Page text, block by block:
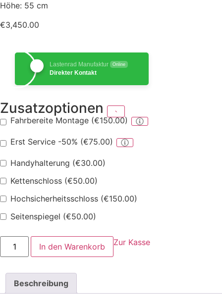
Höhe: 55 cm
€3,450.00
Lastenrad Manufaktur Online
Direkter Kontakt
Zusatzoptionen
Fahrbereite Montage (€150.00)
Erst Service -50% (€75.00)
Handyhalterung (€30.00)
Kettenschloss (€50.00)
Hochsicherheitsschloss (€150.00)
Seitenspiegel (€50.00)
Starter
Family/Dog
Menge
In den Warenkorb Zur Kasse
Beschreibung